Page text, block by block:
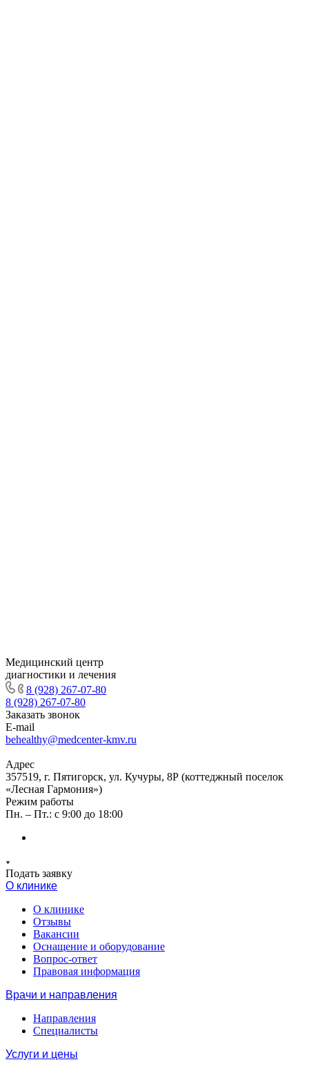
Медицинский центр
диагностики и лечения
8 (928) 267-07-80
8 (928) 267-07-80
Заказать звонок
E-mail
behealthy@medcenter-kmv.ru
Адрес
357519, г. Пятигорск, ул. Кучуры, 8Р (коттеджный поселок
«Лесная Гармония»)
Режим работы
Пн. – Пт.: с 9:00 до 18:00
Подать заявку
О клинике
О клинике
Отзывы
Вакансии
Оснащение и оборудование
Вопрос-ответ
Правовая информация
Врачи и направления
Направления
Специалисты
Услуги и цены